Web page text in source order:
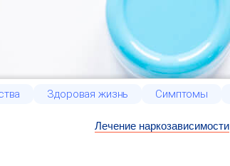
Здоровая жизнь Симптомы
Лечение наркозависимости